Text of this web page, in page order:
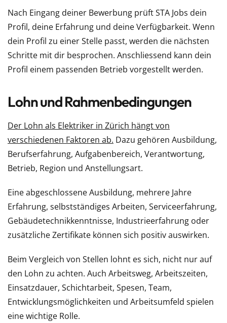
Nach Eingang deiner Bewerbung prüft STA Jobs dein
Profil, deine Erfahrung und deine Verfügbarkeit. Wenn
dein Profil zu einer Stelle passt, werden die nächsten
Schritte mit dir besprochen. Anschliessend kann dein
Profil einem passenden Betrieb vorgestellt werden.
Lohn und Rahmenbedingungen
Der Lohn als Elektriker in Zürich hängt von
verschiedenen Faktoren ab. Dazu gehören Ausbildung,
Berufserfahrung, Aufgabenbereich, Verantwortung,
Betrieb, Region und Anstellungsart.
Eine abgeschlossene Ausbildung, mehrere Jahre
Erfahrung, selbstständiges Arbeiten, Serviceerfahrung,
Gebäudetechnikkenntnisse, Industrieerfahrung oder
zusätzliche Zertifikate können sich positiv auswirken.
Beim Vergleich von Stellen lohnt es sich, nicht nur auf
den Lohn zu achten. Auch Arbeitsweg, Arbeitszeiten,
Einsatzdauer, Schichtarbeit, Spesen, Team,
Entwicklungsmöglichkeiten und Arbeitsumfeld spielen
eine wichtige Rolle.